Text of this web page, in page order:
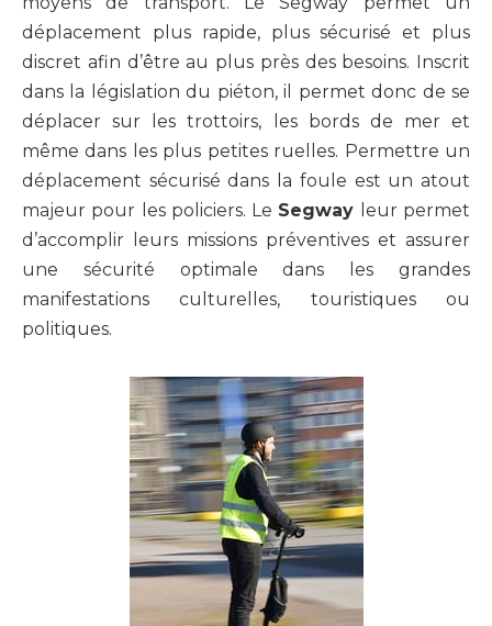
déplacement plus rapide, plus sécurisé et plus
discret afin d’être au plus près des besoins. Inscrit
dans la législation du piéton, il permet donc de se
déplacer sur les trottoirs, les bords de mer et
même dans les plus petites ruelles. Permettre un
déplacement sécurisé dans la foule est un atout
majeur pour les policiers. Le Segway leur permet
d’accomplir leurs missions préventives et assurer
une sécurité optimale dans les grandes
manifestations culturelles, touristiques ou
politiques.